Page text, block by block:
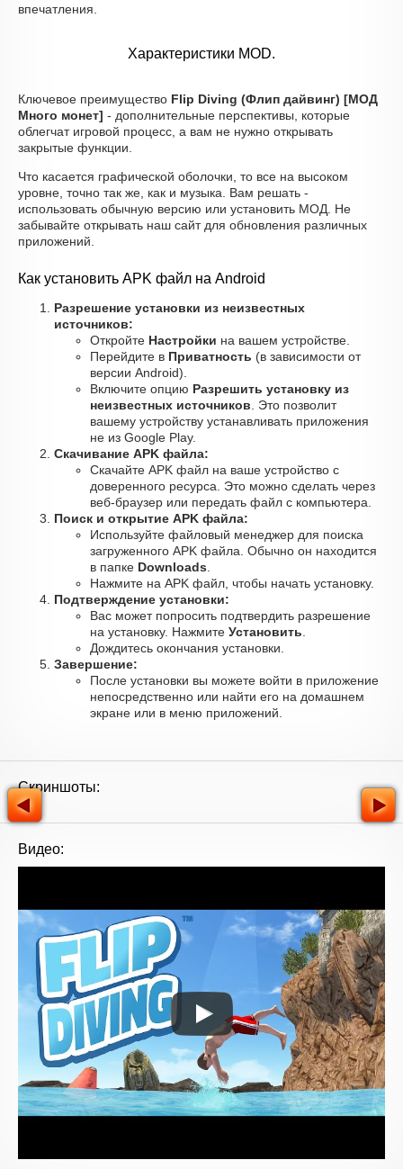
впечатления.
Характеристики MOD.
Ключевое преимущество Flip Diving (Флип дайвинг) [МОД
Много монет] - дополнительные перспективы, которые
облегчат игровой процесс, а вам не нужно открывать
закрытые функции.
Что касается графической оболочки, то все на высоком
уровне, точно так же, как и музыка. Вам решать -
использовать обычную версию или установить МОД. Не
забывайте открывать наш сайт для обновления различных
приложений.
Как установить APK файл на Android
Разрешение установки из неизвестных
источников:
Откройте Настройки на вашем устройстве.
Перейдите в Приватность (в зависимости от
версии Android).
Включите опцию Разрешить установку из
неизвестных источников . Это позволит
вашему устройству устанавливать приложения
не из Google Play.
Скачивание APK файла:
Скачайте APK файл на ваше устройство с
доверенного ресурса. Это можно сделать через
веб-браузер или передать файл с компьютера.
Поиск и открытие APK файла:
Используйте файловый менеджер для поиска
загруженного APK файла. Обычно он находится
в папке Downloads
Нажмите на APK файл, чтобы начать установку.
Подтверждение установки:
Вас может попросить подтвердить разрешение
на установку. Нажмите Установить
Дождитесь окончания установки.
Завершение:
После установки вы можете войти в приложение
непосредственно или найти его на домашнем
экране или в меню приложений.
Скриншоты:
Видео: